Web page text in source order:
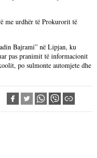
me urdhër të Prokurorit të
Bajrami” në Lipjan, ku
pas pranimit të informacionit
po sulmonte automjete dhe